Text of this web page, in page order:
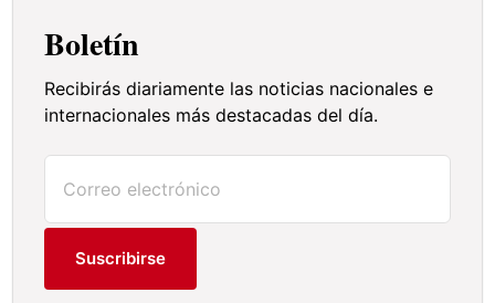
Boletín
Recibirás diariamente las noticias nacionales e
internacionales más destacadas del día.
Suscribirse